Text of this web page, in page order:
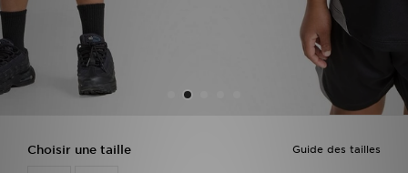
Guide des tailles
Choisir une taille
Nos Magasins
Télécharge l'Appli